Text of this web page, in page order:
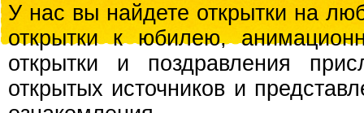
У нас вы найдете открытки на
открытки к юбилею,
открытки и поздравления
открытых источников и